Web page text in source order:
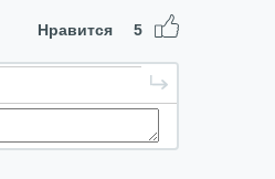
Нравится 5